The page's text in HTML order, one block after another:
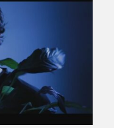
helburutarako
nola egin
moduari
zure lehentasunak
edo ken dezakezu